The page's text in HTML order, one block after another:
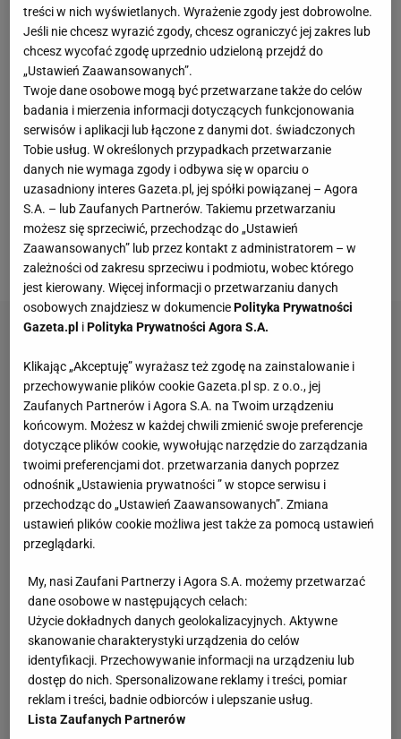
Inter Mediolan jest na dobrej drodze do wywalczenia
mistrzostwa Włoch. Zespół prowadzony przez
Simone Inzaghiego jest liderem
punktami i ma cztery punkty przewagi nad drugim
Juventusem i jedenaście nad trzecimMilanem.
Dodatkowo Inter jest wgrzew Lidze Mistrzów, gdzie
zagra w 1/8 finału z Atletico Madryt. Do tej pory Inter
przegrał tylko dwa mecze w sezonie - najpierw 1:2 z
Sassuolo w Serie A, a potem 1:2 z Bolonią w 1/8
finału Pucharu Włoch.
treści w nich wyświetlanych. Wyrażenie zgody jest dobrowolne.
Jeśli nie chcesz wyrazić zgody, chcesz ograniczyć jej zakres lub
chcesz wycofać zgodę uprzednio udzieloną przejdź do
„Ustawień Zaawansowanych”.
Twoje dane osobowe mogą być przetwarzane także do celów
badania i mierzenia informacji dotyczących funkcjonowania
serwisów i aplikacji lub łączone z danymi dot. świadczonych
Tobie usług. W określonych przypadkach przetwarzanie
danych nie wymaga zgody i odbywa się w oparciu o
uzasadniony interes Gazeta.pl, jej spółki powiązanej – Agora
S.A. – lub Zaufanych Partnerów. Takiemu przetwarzaniu
możesz się sprzeciwić, przechodząc do „Ustawień
Zaawansowanych” lub przez kontakt z administratorem – w
zależności od zakresu sprzeciwu i podmiotu, wobec którego
jest kierowany. Więcej informacji o przetwarzaniu danych
osobowych znajdziesz w dokumenciePolityka Prywatności
Gazeta.pl iPolityka Prywatności Agora S.A.
Klikając „Akceptuję” wyrażasz też zgodę na zainstalowanie i
przechowywanie plików cookie Gazeta.pl sp. z o.o., jej
Zaufanych Partnerów i Agora S.A. na Twoim urządzeniu
końcowym. Możesz w każdej chwili zmienić swoje preferencje
dotyczące plików cookie, wywołując narzędzie do zarządzania
twoimi preferencjami dot. przetwarzania danych poprzez
odnośnik „Ustawienia prywatności ” w stopce serwisu i
przechodząc do „Ustawień Zaawansowanych”. Zmiana
ustawień plików cookie możliwa jest także za pomocą ustawień
przeglądarki.
My, nasi Zaufani Partnerzy i Agora S.A. możemy przetwarzać
dane osobowe w następujących celach:
Użycie dokładnych danych geolokalizacyjnych. Aktywne
skanowanie charakterystyki urządzenia do celów
identyfikacji. Przechowywanie informacji na urządzeniu lub
dostęp do nich. Spersonalizowane reklamy i treści, pomiar
reklam i treści, badnie odbiorców i ulepszanie usług.
Lista Zaufanych Partnerów